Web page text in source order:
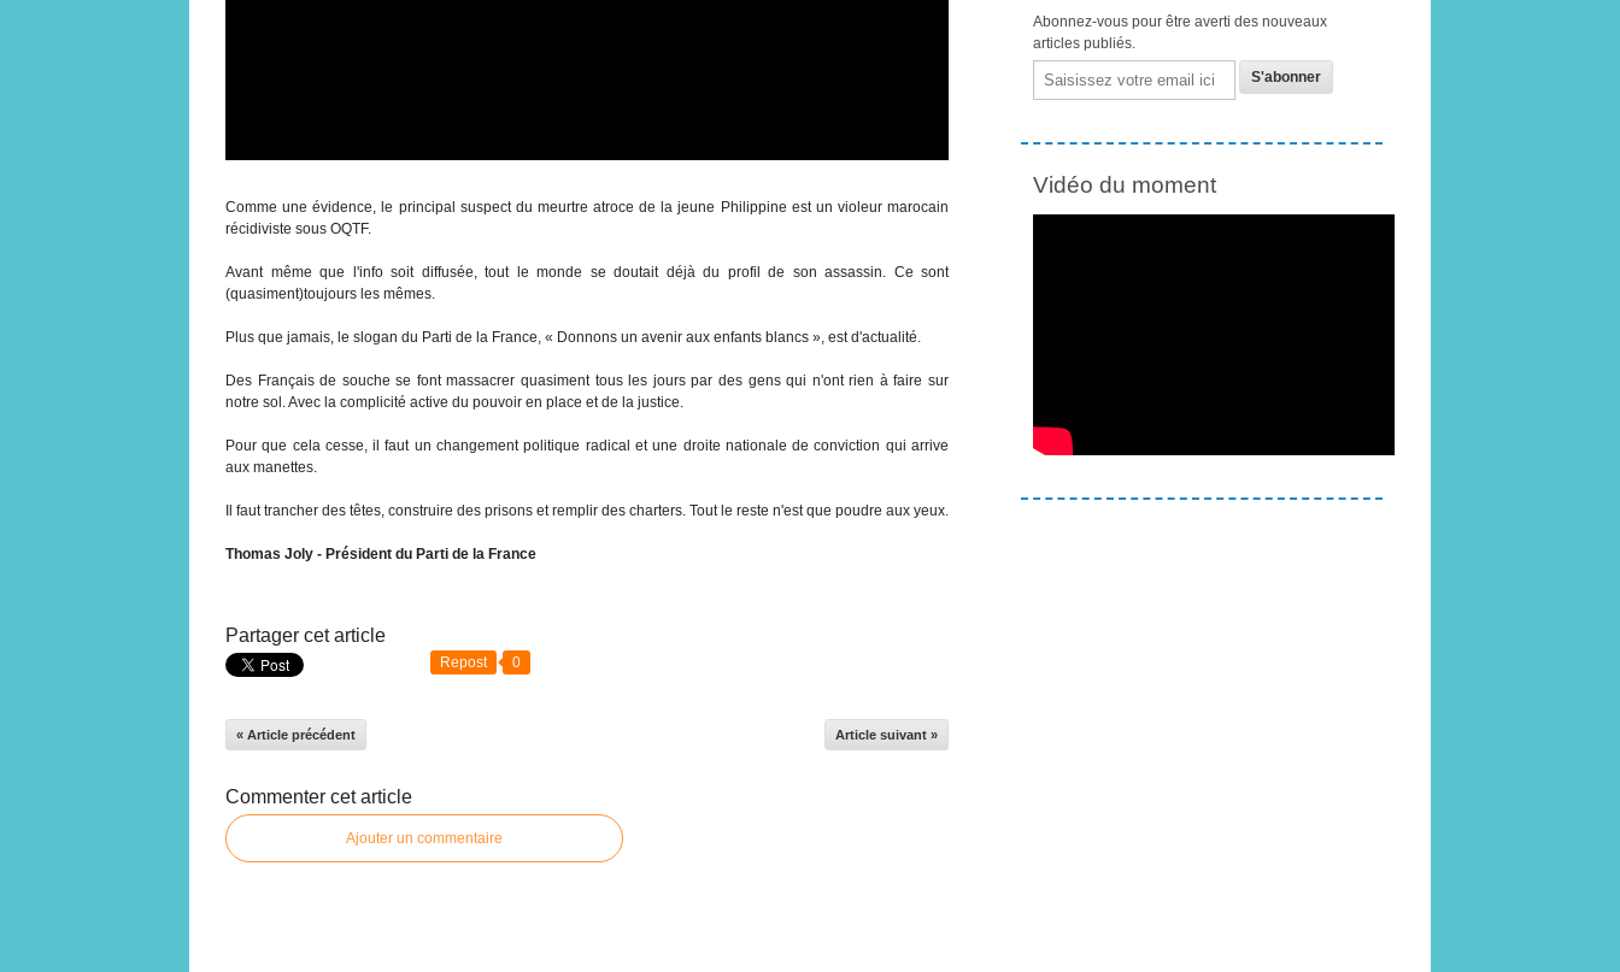
Comme une évidence, le principal suspect du meurtre atroce de la jeune Philippine est un violeur marocain
récidiviste sous OQTF.
Avant même que l'info soit diffusée, tout le monde se doutait déjà du profil de son assassin. Ce sont
(quasiment)toujours les mêmes.
Plus que jamais, le slogan du Parti de la France, « Donnons un avenir aux enfants blancs », est d'actualité.
Des Français de souche se font massacrer quasiment tous les jours par des gens qui n'ont rien à faire sur
notre sol. Avec la complicité active du pouvoir en place et de la justice.
Pour que cela cesse, il faut un changement politique radical et une droite nationale de conviction qui arrive
aux manettes.
Il faut trancher des têtes, construire des prisons et remplir des charters. Tout le reste n'est que poudre aux yeux.
Thomas Joly - Président du Parti de la France
Partager cet article
Repost 0
« Article précédent Article suivant »
Commenter cet article
Ajouter un commentaire
Abonnez-vous pour être averti des nouveaux
articles publiés.
Email
Vidéo du moment